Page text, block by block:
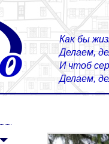
Как бы
Делаем,
И чтоб
Делаем,